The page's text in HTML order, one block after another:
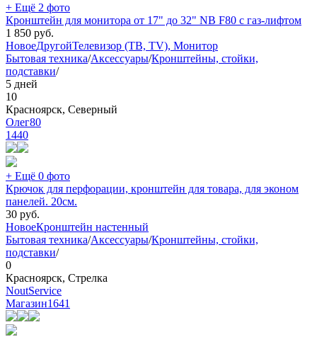
+ Ещё 2 фото
Кронштейн для монитора от 17" до 32" NB F80 с газ-лифтом
1 850 руб.
НовоеДругойТелевизор (ТВ, TV), Монитор
Бытовая техника/Аксессуары/Кронштейны, стойки,
подставки/
5 дней
10
Красноярск, Северный
Олег80
1440
+ Ещё 0 фото
Крючок для перфорации, кронштейн для товара, для эконом
панелей. 20см.
30 руб.
НовоеКронштейн настенный
Бытовая техника/Аксессуары/Кронштейны, стойки,
подставки/
0
Красноярск, Стрелка
NoutService
Магазин1641